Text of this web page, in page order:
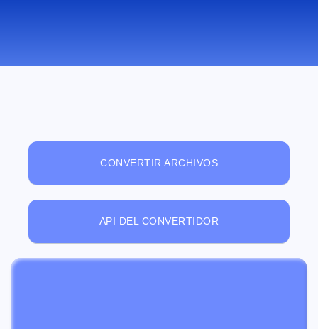
CONVERTIR ARCHIVOS
API DEL CONVERTIDOR